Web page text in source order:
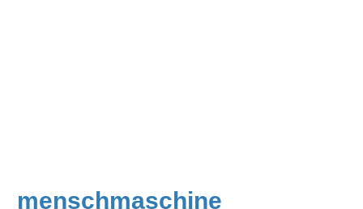
menschmaschine